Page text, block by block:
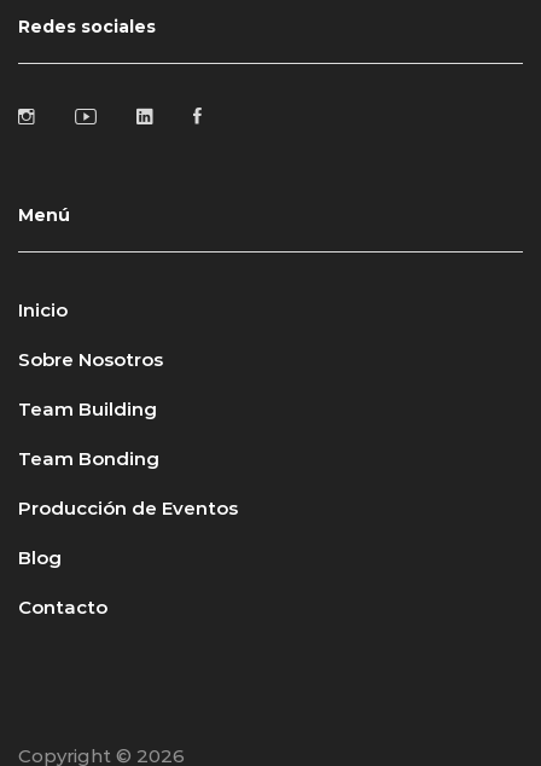
Redes sociales
Menú
Inicio
Sobre Nosotros
Team Building
Team Bonding
Producción de Eventos
Blog
Contacto
Copyright © 2026